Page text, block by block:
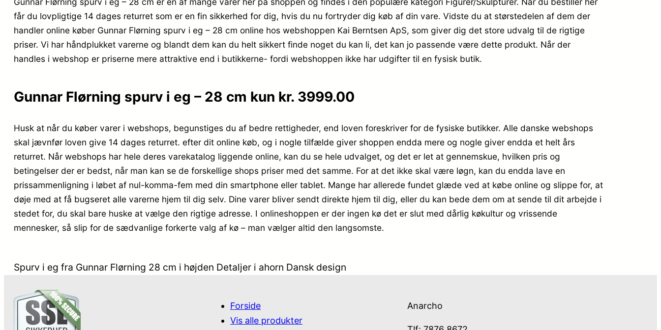
får du lovpligtige 14 dages returret som er en fin sikkerhed for dig, hvis du nu fortryder dig køb af din vare. Vidste du at størstedelen af dem der
handler online køber Gunnar Flørning spurv i eg – 28 cm online hos webshoppen Kai Berntsen ApS, som giver dig det store udvalg til de rigtige
priser. Vi har håndplukket varerne og blandt dem kan du helt sikkert finde noget du kan li, det kan jo passende være dette produkt. Når der
handles i webshop er priserne mere attraktive end i butikkerne- fordi webshoppen ikke har udgifter til en fysisk butik.
Gunnar Flørning spurv i eg – 28 cm kun kr. 3999.00
Husk at når du køber varer i webshops, begunstiges du af bedre rettigheder, end loven foreskriver for de fysiske butikker. Alle danske webshops
skal jævnfør loven give 14 dages returret. efter dit online køb, og i nogle tilfælde giver shoppen endda mere og nogle giver endda et helt års
returret. Når webshops har hele deres varekatalog liggende online, kan du se hele udvalget, og det er let at gennemskue, hvilken pris og
betingelser der er bedst, når man kan se de forskellige shops priser med det samme. For at det ikke skal være løgn, kan du endda lave en
prissammenligning i løbet af nul-komma-fem med din smartphone eller tablet. Mange har allerede fundet glæde ved at købe online og slippe for, at
døje med at få bugseret alle varerne hjem til dig selv. Dine varer bliver sendt direkte hjem til dig, eller du kan bede dem om at sende til dit arbejde i
stedet for, du skal bare huske at vælge den rigtige adresse. I onlineshoppen er der ingen kø det er slut med dårlig køkultur og vrissende
mennesker, så slip for de sædvanlige forkerte valg af kø – man vælger altid den langsomste.
Spurv i eg fra Gunnar Flørning 28 cm i højden Detaljer i ahorn Dansk design
Forside
Vis alle produkter
Anarcho